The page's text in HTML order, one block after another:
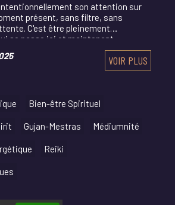
son attention sur
présent, sans filtre, sans
C'est être pleinement
se passe ici et maintenant :
VOIR PLUS
Bien-être Spirituel
Gujan-Mestras Médiumnité
Reiki